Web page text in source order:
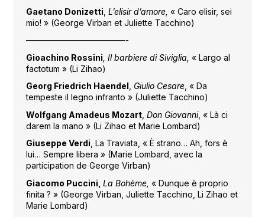
Gaetano Donizetti L’elisir d’amore, « Caro elisir, sei
mio! » (George Virban et Juliette Tacchino)
————————————-
Gioachino Rossini , Il barbiere di Siviglia, « Largo al
factotum » (Li Zihao)
Georg Friedrich Haendel Giulio Cesare, « Da
tempeste il legno infranto » (Juliette Tacchino)
Wolfgang Amadeus Mozart, Don Giovanni, « Là ci
darem la mano » (Li Zihao et Marie Lombard)
Giuseppe Verdi , La Traviata, « È strano… Ah, fors è
lui… Sempre libera » (Marie Lombard, avec la
participation de George Virban)
Giacomo Puccini, La Bohème, « Dunque è proprio
finita ? » (George Virban, Juliette Tacchino, Li Zihao et
Marie Lombard)